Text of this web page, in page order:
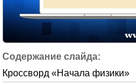
Кроссворд «Начала физики»